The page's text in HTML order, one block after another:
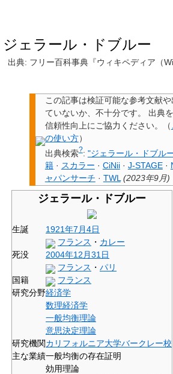
ジェラール・ドブルー
出典: フリー百科事典『ウィキペディア（
この記事は検証可能な参考文献
ていないか、不十分です。
出典
信頼性向上にご協力ください。
（
の使い方）
出典検索?: "ジェラール・ドブル
籍 · スカラー · CiNii · J-STAGE ·
ャパンサーチ · TWL (2023年9月)
ジェラール・ドブルー
生誕 1921年7月4日
フランス ・ カレー
死没
2004年12月31日
フランス ・ パリ
国籍
フランス
研究分野経済学
数理経済学
一般均衡理論
意思決定理論
研究機関カリフォルニア大学バークレー校
主な業績一般均衡の存在証明
効用理論